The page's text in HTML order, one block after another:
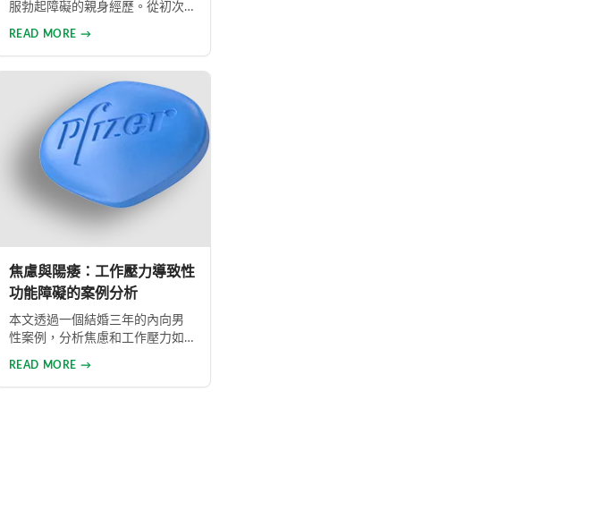
服勃起障礙的親身經歷。從初次
用威而鋼，成功幫助丈夫重拾自
信，重新找回婚姻的熱情與幸
READ MORE →
焦慮與陽痿：工作壓力導致性
功能障礙的案例分析
本文透過一個結婚三年的內向男
性案例，分析焦慮和工作壓力如
括改善生活方式、與伴侶良好溝
READ MORE →